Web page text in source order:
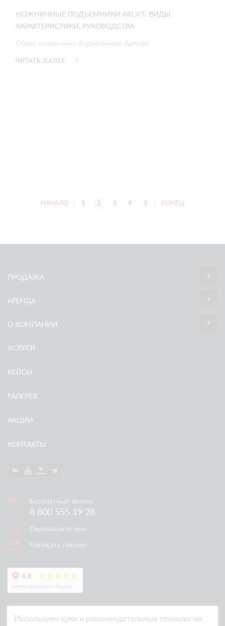
НОЖНИЧНЫЕ ПОДЪЕМНИКИ ARLIFT: ВИДЫ,
ХАРАКТЕРИСТИКИ, РУКОВОДСТВА
Обзор ножничных подъемников Арлифт.
ЧИТАТЬ ДАЛЕЕ
НАЧАЛО 1 2 3 4 5 КОНЕЦ
ПРОДАЖА
АРЕНДА
О КОМПАНИИ
УСЛУГИ
КЕЙСЫ
ГАЛЕРЕЯ
АКЦИИ
КОНТАКТЫ
Бесплатный звонок
8 800 555 19 28
Перезвоните мне
Написать письмо
Используем куки и рекомендательные технологии